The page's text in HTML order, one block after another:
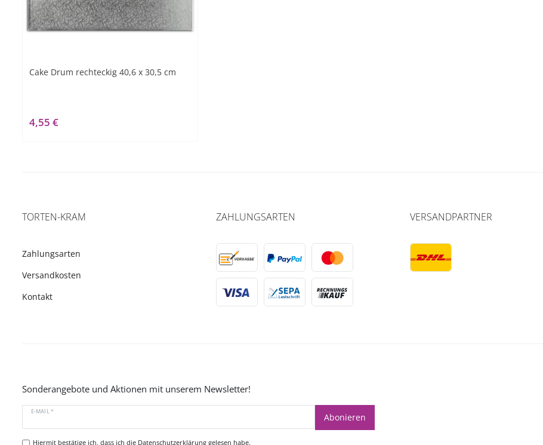
Cake Drum rechteckig 40,6 x 30,5 cm
4,55 €
TORTEN-KRAM
Zahlungsarten
Versandkosten
Kontakt
ZAHLUNGSARTEN VERSANDPARTNER
Sonderangebote und Aktionen mit unserem Newsletter!
E-MAIL *
Abonieren
Hiermit bestätige ich, dass ich die Datenschutzerklärunggelesen habe.